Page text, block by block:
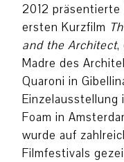
2012 präsentierte
ersten Kurzfilm
and the Architect,
Madre des
Quaroni in
Einzelausstellung
Foam in
wurde auf
Filmfestivals